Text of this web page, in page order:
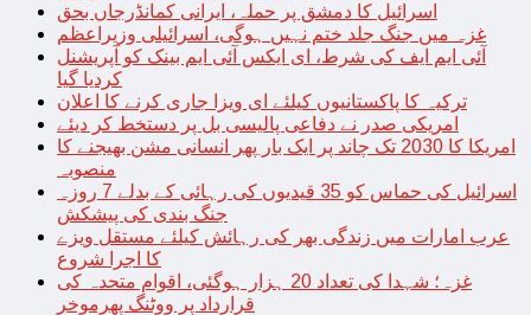
اسرائیل کا دمشق پر حملہ، ایرانی کمانڈرجاں بحق
غزہ میں جنگ جلد ختم نہیں ہوگی، اسرائیلی وزیراعظم
آئی ایم ایف کی شرط، ای ایکس آئی ایم بینک کو آپریشنل
کردیا گیا
ترکیہ کا پاکستانیوں کیلئے ای ویزا جاری کرنے کا اعلان
امریکی صدر نے دفاعی پالیسی بل پر دستخط کر دیئے
امریکا کا 2030 تک چاند پر ایک بار پھر انسانی مشن بھیجنے کا
منصوبہ
اسرائیل کی حماس کو 35 قیدیوں کی رہائی کے بدلے 7 روزہ
جنگ بندی کی پیشکش
عرب امارات میں زندگی بھر کی رہائش کیلئے مستقل ویزے
کا اجرا شروع
غزہ؛ شہدا کی تعداد 20 ہزار ہوگئی، اقوام متحدہ کی
قرارداد پر ووٹنگ پھرموخر